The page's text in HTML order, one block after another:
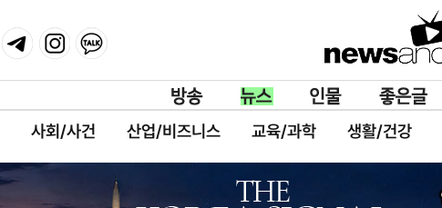
사회/사건 산업/비즈니스 교육/과학 생활/건강